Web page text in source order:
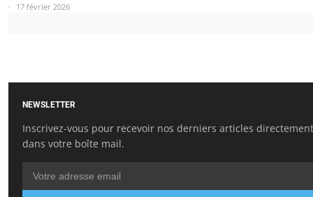
17 février 2026
NEWSLETTER
Inscrivez-vous pour recevoir nos derniers articles directement
dans votre boîte mail.